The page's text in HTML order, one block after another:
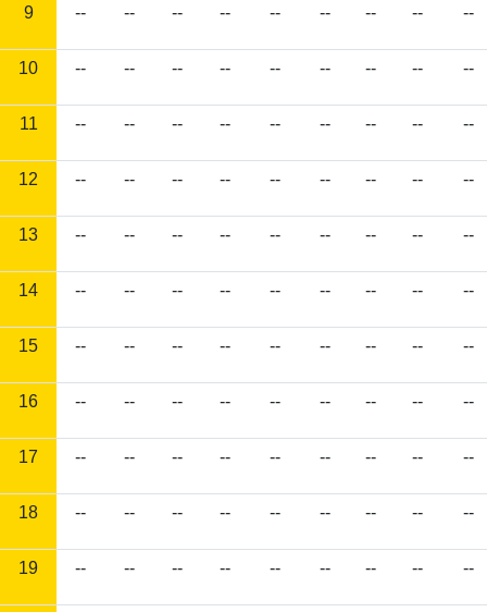
9 -- -- -- -- -- -- -- -- --
10 -- -- -- -- -- -- -- -- --
11 -- -- -- -- -- -- -- -- --
12 -- -- -- -- -- -- -- -- --
13 -- -- -- -- -- -- -- -- --
14 -- -- -- -- -- -- -- -- --
15 -- -- -- -- -- -- -- -- --
16 -- -- -- -- -- -- -- -- --
17 -- -- -- -- -- -- -- -- --
18 -- -- -- -- -- -- -- -- --
19 -- -- -- -- -- -- -- -- --